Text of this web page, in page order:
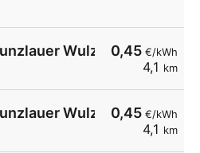
0,45€/kWh
4,1 km
Wulzeshofen 2
0,45€/kWh
4,1 km
Wulzeshofen 3